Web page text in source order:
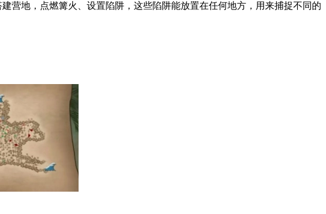
营地，点燃篝火、设置陷阱，这些陷阱能放置在任何地方，用来捕捉不同的